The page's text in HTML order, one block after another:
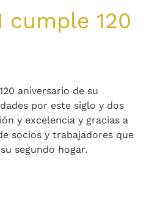
cumple 120
aniversario de su
por este siglo y dos
y excelencia y gracias a
socios y trabajadores que
segundo hogar.